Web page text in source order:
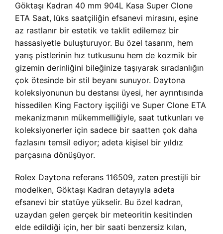
Göktaşı Kadran 40 mm 904L Kasa Super Clone
ETA Saat, lüks saatçiliğin efsanevi mirasını, eşine
az rastlanır bir estetik ve taklit edilemez bir
hassasiyetle buluşturuyor. Bu özel tasarım, hem
yarış pistlerinin hız tutkusunu hem de kozmik bir
gizemin derinliğini bileğinize taşıyarak sıradanlığın
çok ötesinde bir stil beyanı sunuyor. Daytona
koleksiyonunun bu destansı üyesi, her ayrıntısında
hissedilen King Factory işçiliği ve Super Clone ETA
mekanizmanın mükemmelliğiyle, saat tutkunları ve
koleksiyonerler için sadece bir saatten çok daha
fazlasını temsil ediyor; adeta kişisel bir yıldız
parçasına dönüşüyor.
Rolex Daytona referans 116509, zaten prestijli bir
modelken, Göktaşı Kadran detayıyla adeta
efsanevi bir statüye yükselir. Bu özel kadran,
uzaydan gelen gerçek bir meteoritin kesitinden
elde edildiği için, her bir saati benzersiz kılan,